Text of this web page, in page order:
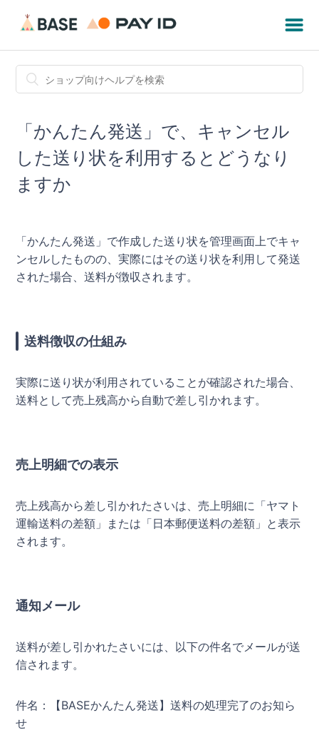
「かんたん発送」で、キャンセル
した送り状を利用するとどうなり
ますか
「かんたん発送」で作成した送り状を管理画面上でキャ
ンセルしたものの、実際にはその送り状を利用して発送
された場合、送料が徴収されます。
送料徴収の仕組み
実際に送り状が利用されていることが確認された場合、
送料として売上残高から自動で差し引かれます。
売上明細での表示
売上残高から差し引かれたさいは、売上明細に「ヤマト
運輸送料の差額」または「日本郵便送料の差額」と表示
されます。
通知メール
送料が差し引かれたさいには、以下の件名でメールが送
信されます。
件名：【BASEかんたん発送】送料の処理完了のお知ら
せ